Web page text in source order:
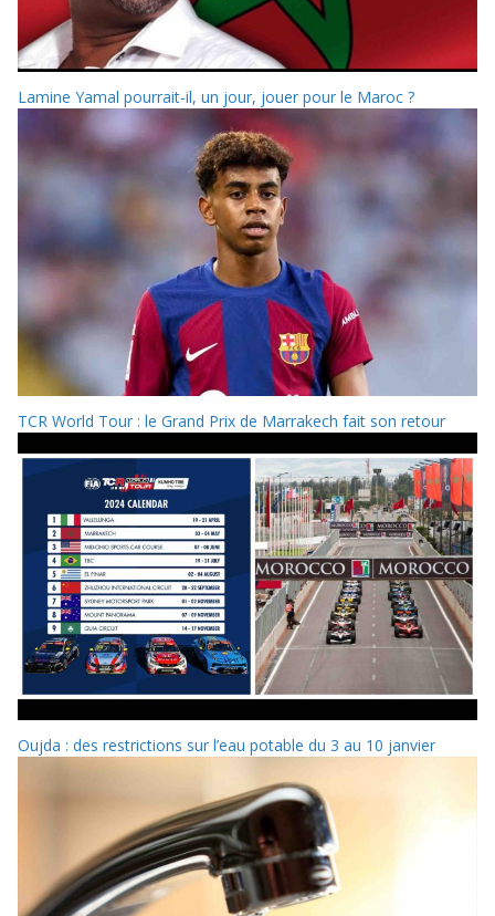
Lamine Yamal pourrait-il, un jour, jouer pour le Maroc ?
TCR World Tour : le Grand Prix de Marrakech fait son retour
Oujda : des restrictions sur l’eau potable du 3 au 10 janvier